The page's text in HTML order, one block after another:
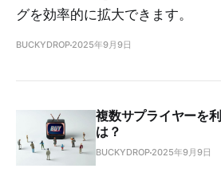
グを効率的に拡大できます。
BUCKYDROP 2025年9月9日
複数サプライヤーを
は？
BUCKYDROP 2025年9月9日